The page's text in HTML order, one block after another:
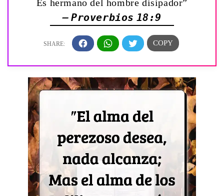
Es hermano del hombre disipador”
— Proverbios 18:9